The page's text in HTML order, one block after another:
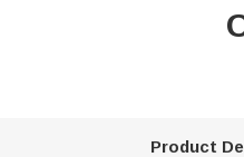
Product